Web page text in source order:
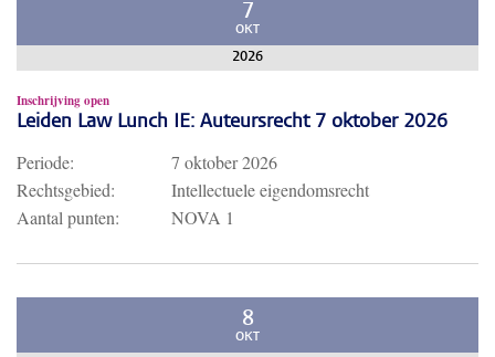
7
OKT
2026
Inschrijving open
Leiden Law Lunch IE: Auteursrecht 7 oktober 2026
Periode:
7 oktober 2026
Rechtsgebied:
Intellectuele eigendomsrecht
Aantal punten:
NOVA 1
8
OKT